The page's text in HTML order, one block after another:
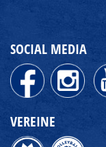
SOCIAL MEDIA
VEREINE